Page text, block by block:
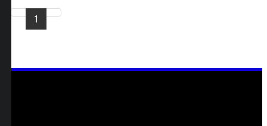
1